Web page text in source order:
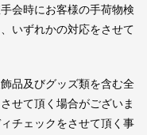
会時にお客様の手荷物検
いずれかの対応をさせて
品及びグッズ類を含む全
せて頂く場合がございま
チェックをさせて頂く事